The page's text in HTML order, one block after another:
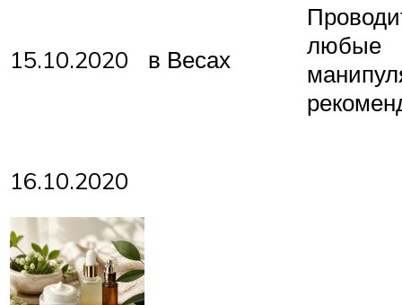
15.10.2020 в Весах
любые
16.10.2020